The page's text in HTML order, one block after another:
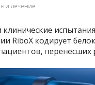
и лечение
клинические
RiboX кодирует